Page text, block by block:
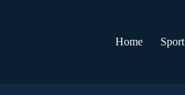
Home
Sport